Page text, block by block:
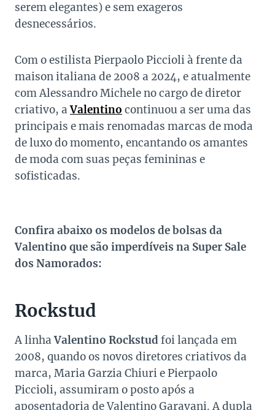
serem elegantes) e sem exageros
desnecessários.
Com o estilista Pierpaolo Piccioli à frente da
maison italiana de 2008 a 2024, e atualmente
com Alessandro Michele no cargo de diretor
criativo, aValentino continuou a ser uma das
principais e mais renomadas marcas de moda
de luxo do momento, encantando os amantes
de moda com suas peças femininas e
sofisticadas.
Confira abaixo os modelos de bolsas da
Valentino que são imperdíveis na Super Sale
dos Namorados:
Rockstud
A linhaValentino Rockstudfoi lançada em
2008, quando os novos diretores criativos da
marca, Maria Garzia Chiuri e Pierpaolo
Piccioli, assumiram o posto após a
aposentadoria de Valentino Garavani. A dupla